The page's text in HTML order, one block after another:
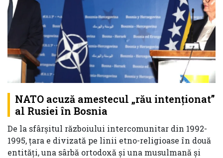
NATO acuză amestecul „rău intenționat”
al Rusiei în Bosnia
De la sfârșitul războiului intercomunitar din 1992-
1995, țara e divizată pe linii etno-religioase în două
entități, una sârbă ortodoxă și una musulmană și